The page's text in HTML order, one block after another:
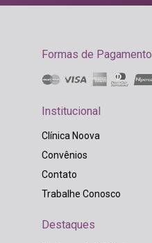
Formas de Pagamento
Institucional
Clínica Noova
Convênios
Contato
Trabalhe Conosco
Destaques